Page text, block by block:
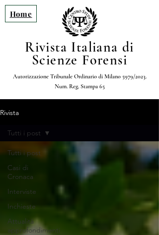
Home
Rivista Italiana di
Scienze Forensi
Autorizzazione Tribunale Ordinario di Milano 5979/2023.
Num. Reg. Stampa 65
Rivista
Tutti i post
Casi di
Cronaca
Interviste
Inchieste
Attualità
approfondimenti
Tutti i post